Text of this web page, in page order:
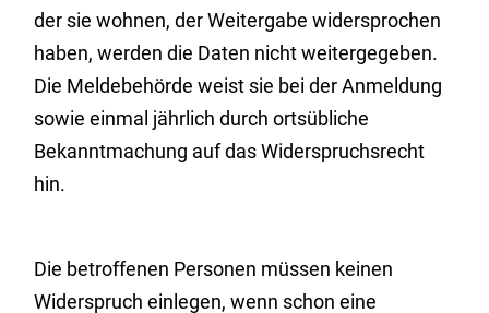
der sie wohnen, der Weitergabe widersprochen
haben, werden die Daten nicht weitergegeben.
Die Meldebehörde weist sie bei der Anmeldung
sowie einmal jährlich durch ortsübliche
Bekanntmachung auf das Widerspruchsrecht
hin.
Die betroffenen Personen müssen keinen
Widerspruch einlegen, wenn schon eine